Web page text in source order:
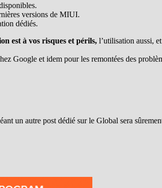
versions de MIUI.
dédiés.
est à vos risques et périls, l’utilisation aussi, et
Google et idem pour les remontées des
un autre post dédié sur le Global sera